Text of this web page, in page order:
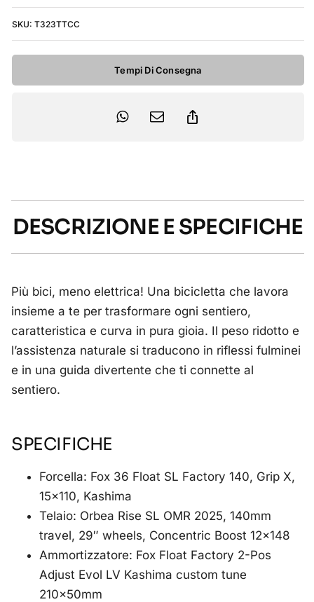
-
View
SKU: T323TTCC
Tempi Di Consegna
DESCRIZIONE E SPECIFICHE
Più bici, meno elettrica! Una bicicletta che lavora
insieme a te per trasformare ogni sentiero,
caratteristica e curva in pura gioia. Il peso ridotto e
l’assistenza naturale si traducono in riflessi fulminei
e in una guida divertente che ti connette al
sentiero.
SPECIFICHE
Forcella: Fox 36 Float SL Factory 140, Grip X,
15×110, Kashima
Telaio: Orbea Rise SL OMR 2025, 140mm
travel, 29″ wheels, Concentric Boost 12×148
Ammortizzatore: Fox Float Factory 2-Pos
Adjust Evol LV Kashima custom tune
210x50mm